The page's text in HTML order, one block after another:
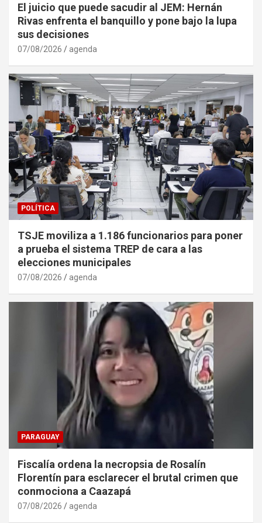
El juicio que puede sacudir al JEM: Hernán
Rivas enfrenta el banquillo y pone bajo la lupa
sus decisiones
07/08/2026 agenda
POLÍTICA
TSJE moviliza a 1.186 funcionarios para poner
a prueba el sistema TREP de cara a las
elecciones municipales
07/08/2026 agenda
PARAGUAY
Fiscalía ordena la necropsia de Rosalín
Florentín para esclarecer el brutal crimen que
conmociona a Caazapá
07/08/2026 agenda